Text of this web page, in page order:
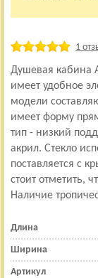
1
Душевая кабина
имеет удобное
модели
имеет форму
тип - низкий
акрил. Стекло
поставляется с
стоит отметить,
Наличие
Длина
Ширина
Артикул